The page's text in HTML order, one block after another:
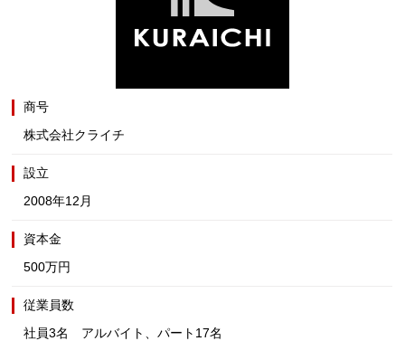
商号
株式会社クライチ
設立
2008年12月
資本金
500万円
従業員数
社員3名 アルバイト、パート17名